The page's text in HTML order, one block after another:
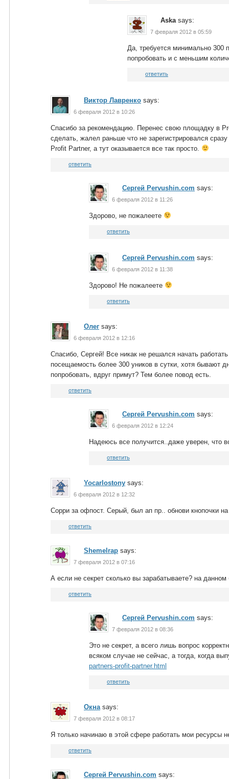
Aska says:
7 февраля 2012 в 05:59
Да, требуется минимально 300
попробовать и с меньшим
ответить
Виктор Лавренко says:
6 февраля 2012 в 10:26
Спасибо за рекомендацию. Перенес свою площадку в
сделать, жалел раньше что не зарегистрировался
Profit Partner, а тут оказывается все так просто.
ответить
Сергей Pervushin.com says:
6 февраля 2012 в 11:26
Здорово, не пожалеете
ответить
Сергей Pervushin.com says:
6 февраля 2012 в 11:38
Здорово! Не пожалеете
ответить
Олег says:
6 февраля 2012 в 12:16
Спасибо, Сергей! Все никак не решался начать
посещаемость более 300 уников в сутки, хотя бывают
попробовать, вдруг примут? Тем более повод есть.
ответить
Сергей Pervushin.com says:
6 февраля 2012 в 12:24
Надеюсь все получится..даже уверен, что
ответить
Yocarlostony says:
6 февраля 2012 в 12:32
Сорри за офпост. Серый, был ап пр.. обнови кнопочки на
ответить
Shemelrap says:
7 февраля 2012 в 07:16
А если не секрет сколько вы зарабатываете? на
ответить
Сергей Pervushin.com says:
7 февраля 2012 в 08:36
Это не секрет, а всего лишь вопрос
всяком случае не сейчас, а тогда, когда
partners-profit-partner.html
ответить
Окна says:
7 февраля 2012 в 08:17
Я только начинаю в этой сфере работать мои ресурсы
ответить
Сергей Pervushin.com says: